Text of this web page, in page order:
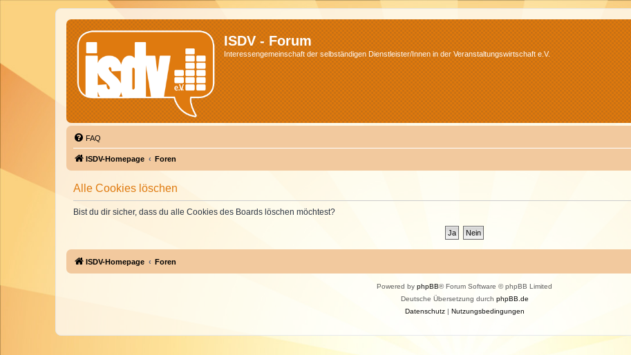
ISDV - Forum
Interessengemeinschaft der selbständigen Dienstleister/Innen in der Veranstaltungswirtschaft e.V.
FAQ
ISDV-Homepage Foren
Alle Cookies löschen
Bist du dir sicher, dass du alle Cookies des Boards löschen möchtest?
ISDV-Homepage Foren
Powered by phpBB® Forum Software © phpBB Limited
Deutsche Übersetzung durch phpBB.de
Datenschutz| Nutzungsbedingungen